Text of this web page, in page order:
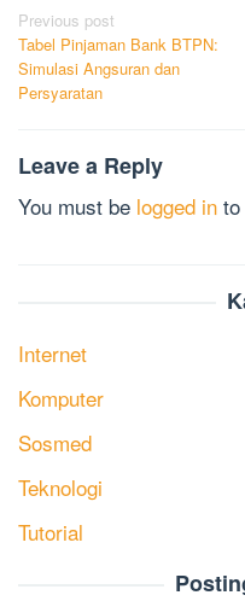
Post
navigation
Previous post
Tabel Pinjaman Bank BTPN:
Simulasi Angsuran dan
Persyaratan
Leave a Reply
You must be logged in
Internet
Komputer
Sosmed
Teknologi
Tutorial